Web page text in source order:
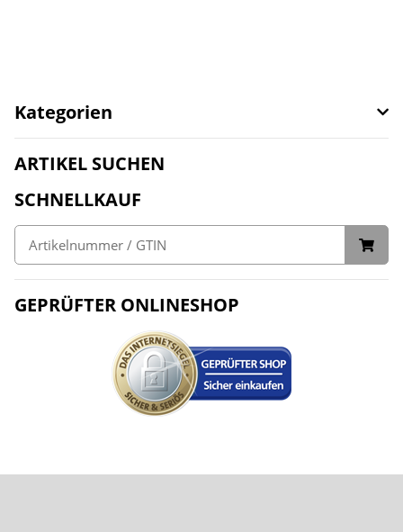
Kategorien
ARTIKEL SUCHEN
SCHNELLKAUF
GEPRÜFTER ONLINESHOP